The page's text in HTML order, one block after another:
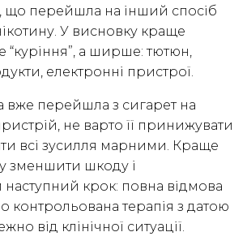
що перейшла на інший спосіб
У висновку краще
“куріння”, а ширше: тютюн,
електронні пристрої.
вже перейшла з сигарет на
не варто її принижувати
всі зусилля марними. Краще
зменшити шкоду і
крок: повна відмова
контрольована терапія з датою
від клінічної ситуації.